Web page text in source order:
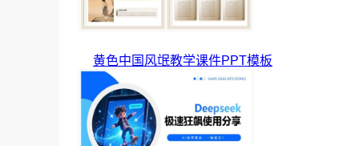
黄色中国风氓教学课件PPT模板